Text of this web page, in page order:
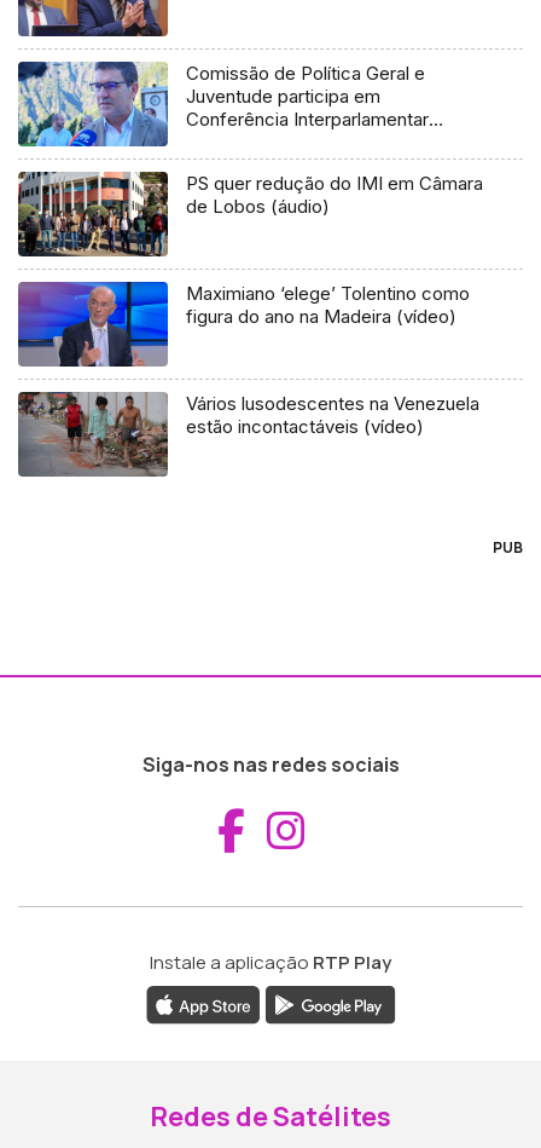
Comissão de Política Geral e
Juventude participa em
Conferência Interparlamentar
PS quer redução do IMI em Câmara
de Lobos (áudio)
Maximiano ‘elege’ Tolentino como
figura do ano na Madeira (vídeo)
Vários lusodescentes na Venezuela
estão incontactáveis (vídeo)
PUB
Siga-nos nas redes sociais
Aceder ao
Instale a aplicação RTP Play
Redes de Satélites